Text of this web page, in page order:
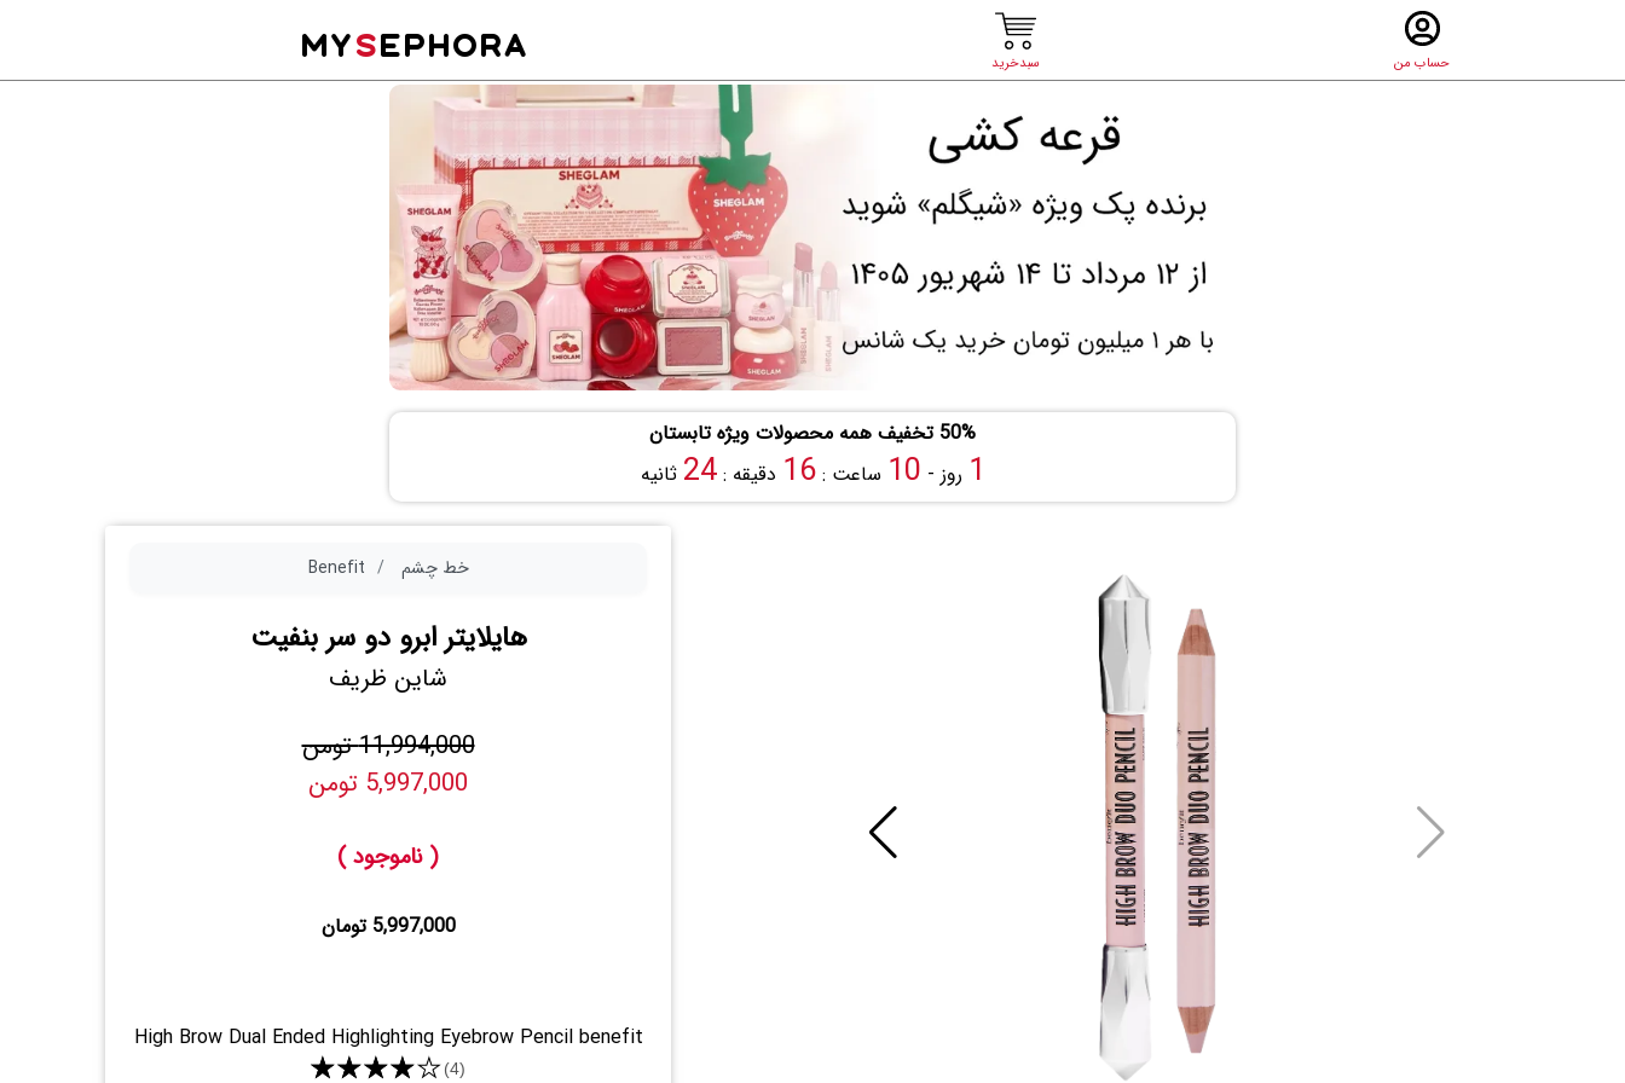
حساب من سبدخرید
MYSEPHORA
50% تخفیف همه محصولات ویژه تابستان
1 روز - 10 ساعت :16 دقیقه :23 ثانیه
خط چشم Benefit
هایلایتر ابرو دو سر بنفیت
شاین ظریف
11,994,000 تومن
5,997,000 تومن
( ناموجود )
5,997,000 تومان
High Brow Dual Ended Highlighting Eyebrow Pencil benefit
★★★★★(4)